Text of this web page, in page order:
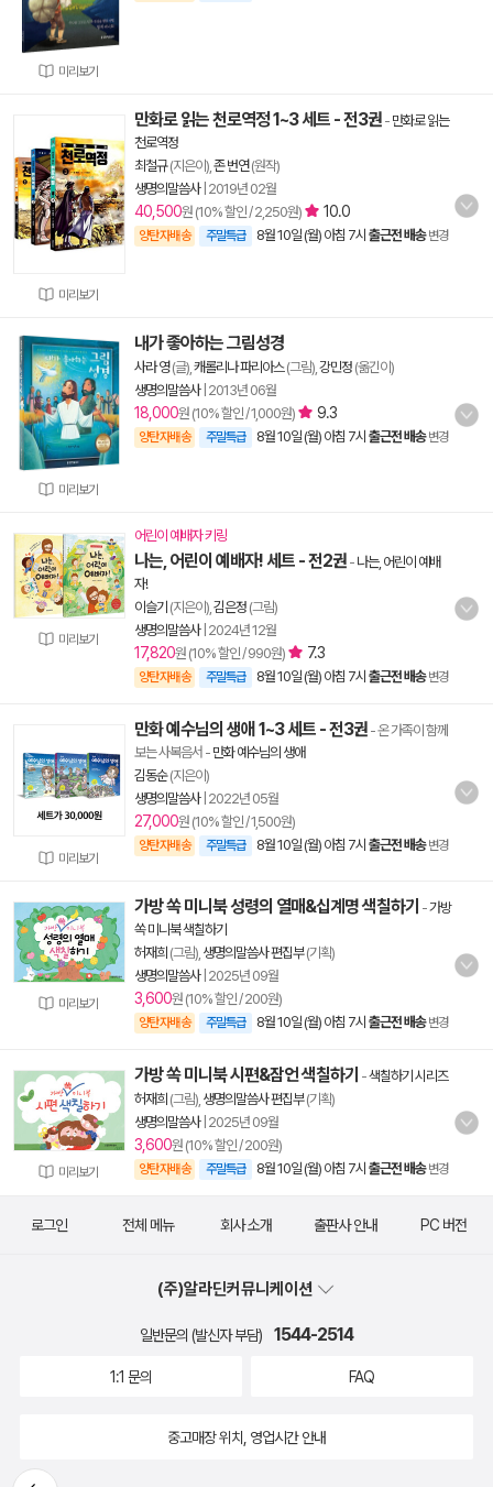
미리보기
미리보기
만화로 읽는 천로역정 1~3 세트 - 전3권 - 만화로 읽는
천로역정
최철규(지은이), 존 번연(원작)
생명의말씀사| 2019년 02월
40,500원 (10% 할인 / 2,250원) 10.0
양탄자배송 주말특급 8월 10일 (월) 아침 7시 출근전 배송 변경
미리보기
내가 좋아하는 그림성경
사라 영(글), 캐롤리나 파리아스(그림), 강민정 (옮긴이)
생명의말씀사| 2013년 06월
18,000원 (10% 할인 / 1,000원) 9.3
양탄자배송 주말특급 8월 10일 (월) 아침 7시 출근전 배송 변경
미리보기
어린이 예배자 키링
나는, 어린이 예배자! 세트 - 전2권 - 나는, 어린이 예배
자!
이슬기 (지은이), 김은정 (그림)
생명의말씀사| 2024년 12월
17,820원 (10% 할인 / 990원) 7.3
양탄자배송 주말특급 8월 10일 (월) 아침 7시 출근전 배송 변경
미리보기
만화 예수님의 생애 1~3 세트 - 전3권 - 온 가족이 함께
보는 사복음서 - 만화 예수님의 생애
김동순(지은이)
생명의말씀사| 2022년 05월
27,000원 (10% 할인 / 1,500원)
양탄자배송 주말특급 8월 10일 (월) 아침 7시 출근전 배송 변경
미리보기
가방 쏙 미니북 성령의 열매&십계명 색칠하기 -가방
쏙 미니북 색칠하기
허재희 (그림), 생명의말씀사 편집부(기획)
생명의말씀사| 2025년 09월
3,600원 (10% 할인 / 200원)
양탄자배송 주말특급 8월 10일 (월) 아침 7시 출근전 배송 변경
미리보기
가방 쏙 미니북 시편&잠언 색칠하기 -색칠하기 시리즈
허재희 (그림), 생명의말씀사 편집부(기획)
생명의말씀사| 2025년 09월
3,600원 (10% 할인 / 200원)
양탄자배송 주말특급 8월 10일 (월) 아침 7시 출근전 배송 변경
뒤로가
로그인 전체 메뉴 회사 소개 출판사 안내 PC 버전
(주)알라딘커뮤니케이션
일반문의 (발신자 부담) 1544-2514
1:1 문의 FAQ
중고매장 위치, 영업시간 안내